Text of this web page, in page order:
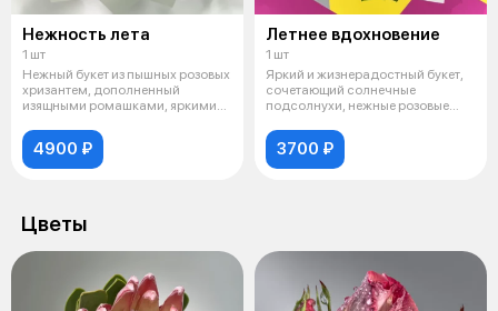
Нежность лета
1 шт
Нежный букет из пышных розовых
хризантем, дополненный
изящными ромашками, яркими
4900 ₽
Летнее вдохновение
1 шт
Яркий и жизнерадостный букет,
сочетающий солнечные
подсолнухи, нежные розовые
3700 ₽
Цветы